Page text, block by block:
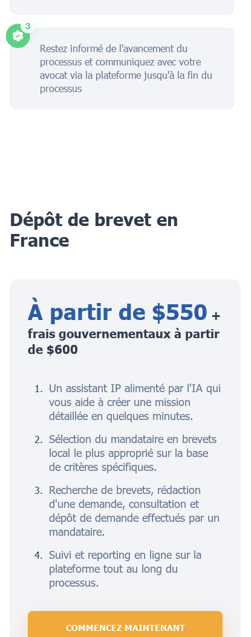
Restez informé de l'avancement du
processus et communiquez avec votre
avocat via la plateforme jusqu'à la fin du
processus
Dépôt de brevet en
France
À partir de $550 +
frais gouvernementaux à partir
de $600
Un assistant IP alimenté par l'IA qui
vous aide à créer une mission
détaillée en quelques minutes.
Sélection du mandataire en brevets
local le plus approprié sur la base
de critères spécifiques.
Recherche de brevets, rédaction
d'une demande, consultation et
dépôt de demande effectués par un
mandataire.
Suivi et reporting en ligne sur la
plateforme tout au long du
processus.
COMMENCEZ MAINTENANT